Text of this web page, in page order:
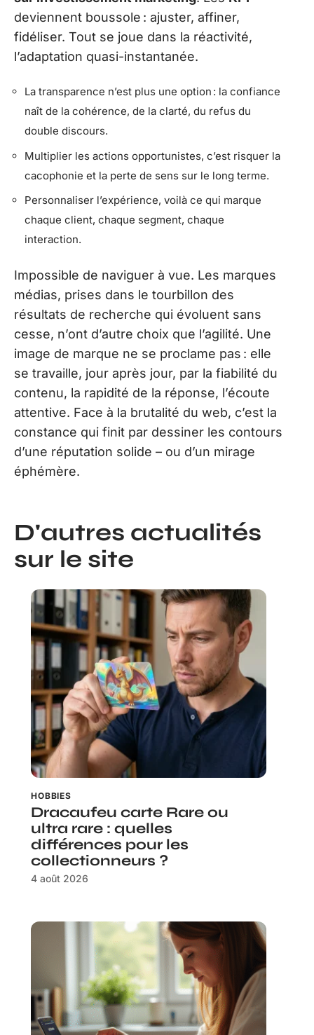
deviennent boussole : ajuster, affiner,
fidéliser. Tout se joue dans la réactivité,
l’adaptation quasi-instantanée.
La transparence n’est plus une option : la confiance
naît de la cohérence, de la clarté, du refus du
double discours.
Multiplier les actions opportunistes, c’est risquer la
cacophonie et la perte de sens sur le long terme.
Personnaliser l’expérience, voilà ce qui marque
chaque client, chaque segment, chaque
interaction.
Impossible de naviguer à vue. Les marques
médias, prises dans le tourbillon des
résultats de recherche qui évoluent sans
cesse, n’ont d’autre choix que l’agilité. Une
image de marque ne se proclame pas : elle
se travaille, jour après jour, par la fiabilité du
contenu, la rapidité de la réponse, l’écoute
attentive. Face à la brutalité du web, c’est la
constance qui finit par dessiner les contours
d’une réputation solide – ou d’un mirage
éphémère.
D'autres actualités
sur le site
HOBBIES
Dracaufeu carte Rare ou
ultra rare : quelles
différences pour les
collectionneurs ?
4 août 2026